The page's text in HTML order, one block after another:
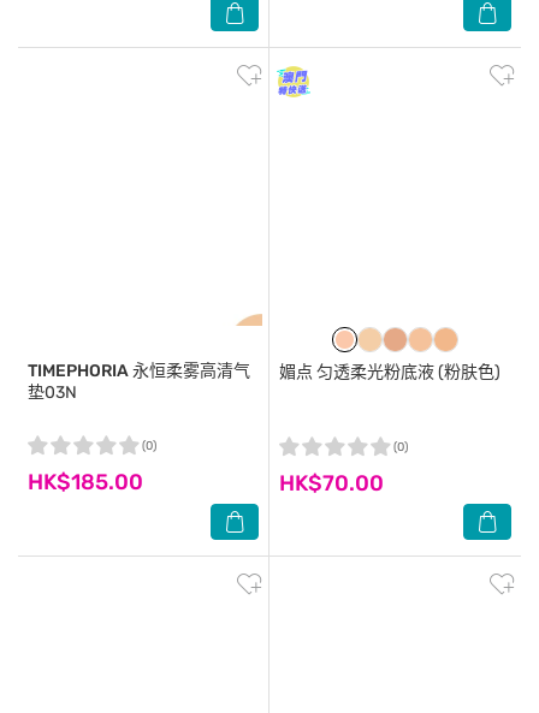
TIMEPHORIA永恒柔雾高清气
垫03N
HK$185.00
(0)
媚点 匀透柔光粉底液 (粉肤色)
HK$70.00
(0)